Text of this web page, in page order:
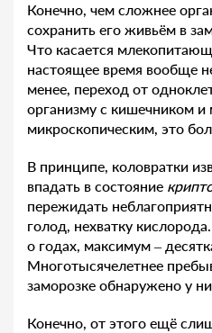
Конечно, чем сложнее
сохранить его живьём в
Что касается
настоящее время вообще
менее, переход от
организму с кишечником и
микроскопическим, это
В принципе, коловратки
впадать в состояние
пережидать
голод, нехватку
о годах, максимум –
Многотысячелетнее
заморозке обнаружено у
Конечно, от этого ещё